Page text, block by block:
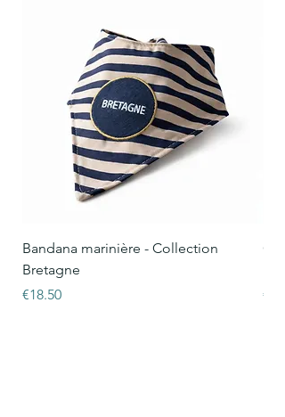
Bandana marinière - Collection
Bretagne
Price
€18.50
Price